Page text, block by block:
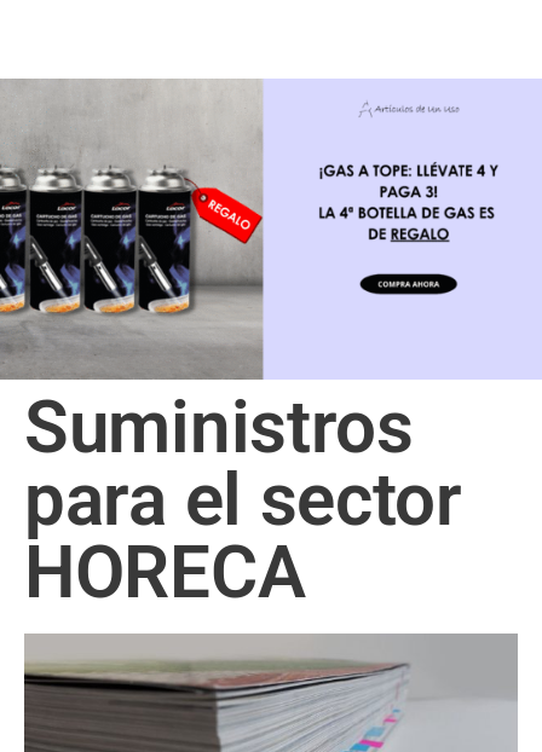
Suministros
para el sector
HORECA